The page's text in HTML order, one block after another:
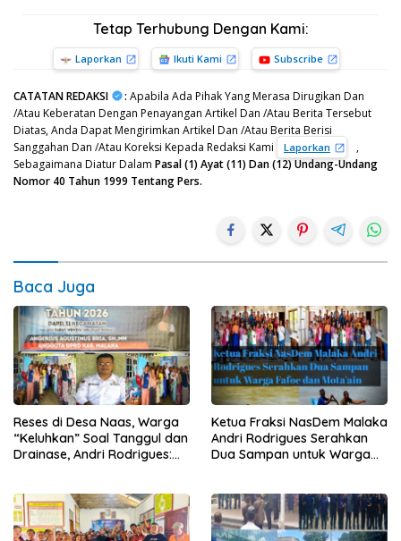
Tetap Terhubung Dengan Kami:
Laporkan Ikuti Kami Subscribe
CATATAN REDAKSI : Apabila Ada Pihak Yang Merasa Dirugikan Dan
/Atau Keberatan Dengan Penayangan Artikel Dan /Atau Berita Tersebut
Diatas, Anda Dapat Mengirimkan Artikel Dan /Atau Berita Berisi
Sanggahan Dan /Atau Koreksi Kepada Redaksi Kami
Laporkan
,
Sebagaimana Diatur Dalam Pasal (1) Ayat (11) Dan (12) Undang-Undang
Nomor 40 Tahun 1999 Tentang Pers.
Baca Juga
Reses di Desa Naas, Warga
“Keluhkan” Soal Tanggul dan
Drainase, Andri Rodrigues:
Ketua Fraksi NasDem Malaka
Andri Rodrigues Serahkan
Dua Sampan untuk Warga